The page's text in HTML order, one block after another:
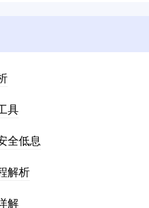
具
全低息
解析
解